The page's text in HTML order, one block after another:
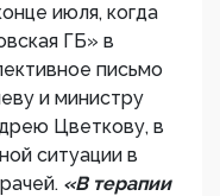
июля, когда
ГБ» в
письмо
и министру
Цветкову, в
ситуации в
«В терапии